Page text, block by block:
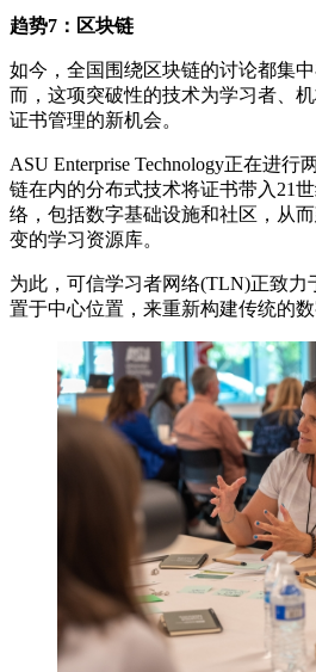
趋势7：区块链
如今，全国围绕区块链的讨论都集
而，这项突破性的技术为学习者、
证书管理的新机会。
ASU Enterprise Technology正在进
链在内的分布式技术将证书带入21
络，包括数字基础设施和社区，从
变的学习资源库。
为此，可信学习者网络(TLN)正致力
置于中心位置，来重新构建传统的数